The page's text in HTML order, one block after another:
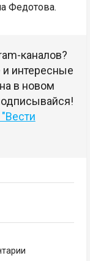
Федотова.
каналов?
интересные
в новом